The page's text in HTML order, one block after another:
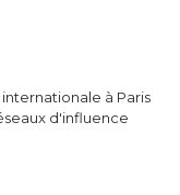
à Paris
d'influence